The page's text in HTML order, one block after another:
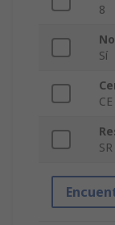
8
Sí
CE
SR